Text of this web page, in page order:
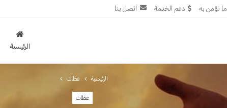
ما نؤمن به دعم الخدمة اتصل بنا
الرئيسية
الرئيسية عظات
عظات